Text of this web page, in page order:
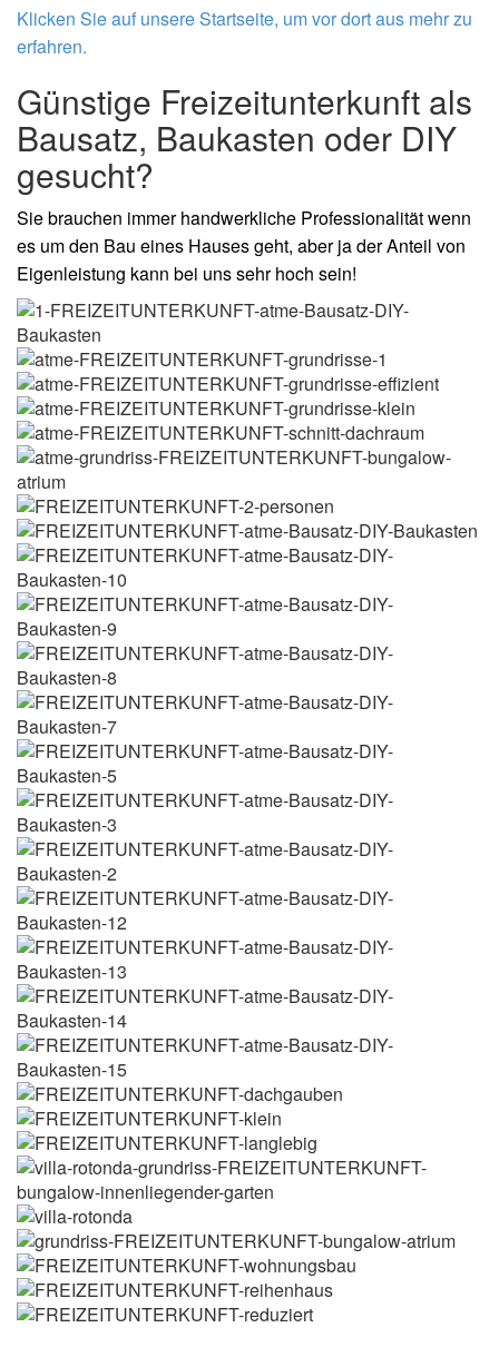
Klicken Sie auf unsere Startseite, um vor dort aus mehr zu
erfahren.
Günstige Freizeitunterkunft als
Bausatz, Baukasten oder DIY
gesucht?
Sie brauchen immer handwerkliche Professionalität wenn
es um den Bau eines Hauses geht, aber ja der Anteil von
Eigenleistung kann bei uns sehr hoch sein!